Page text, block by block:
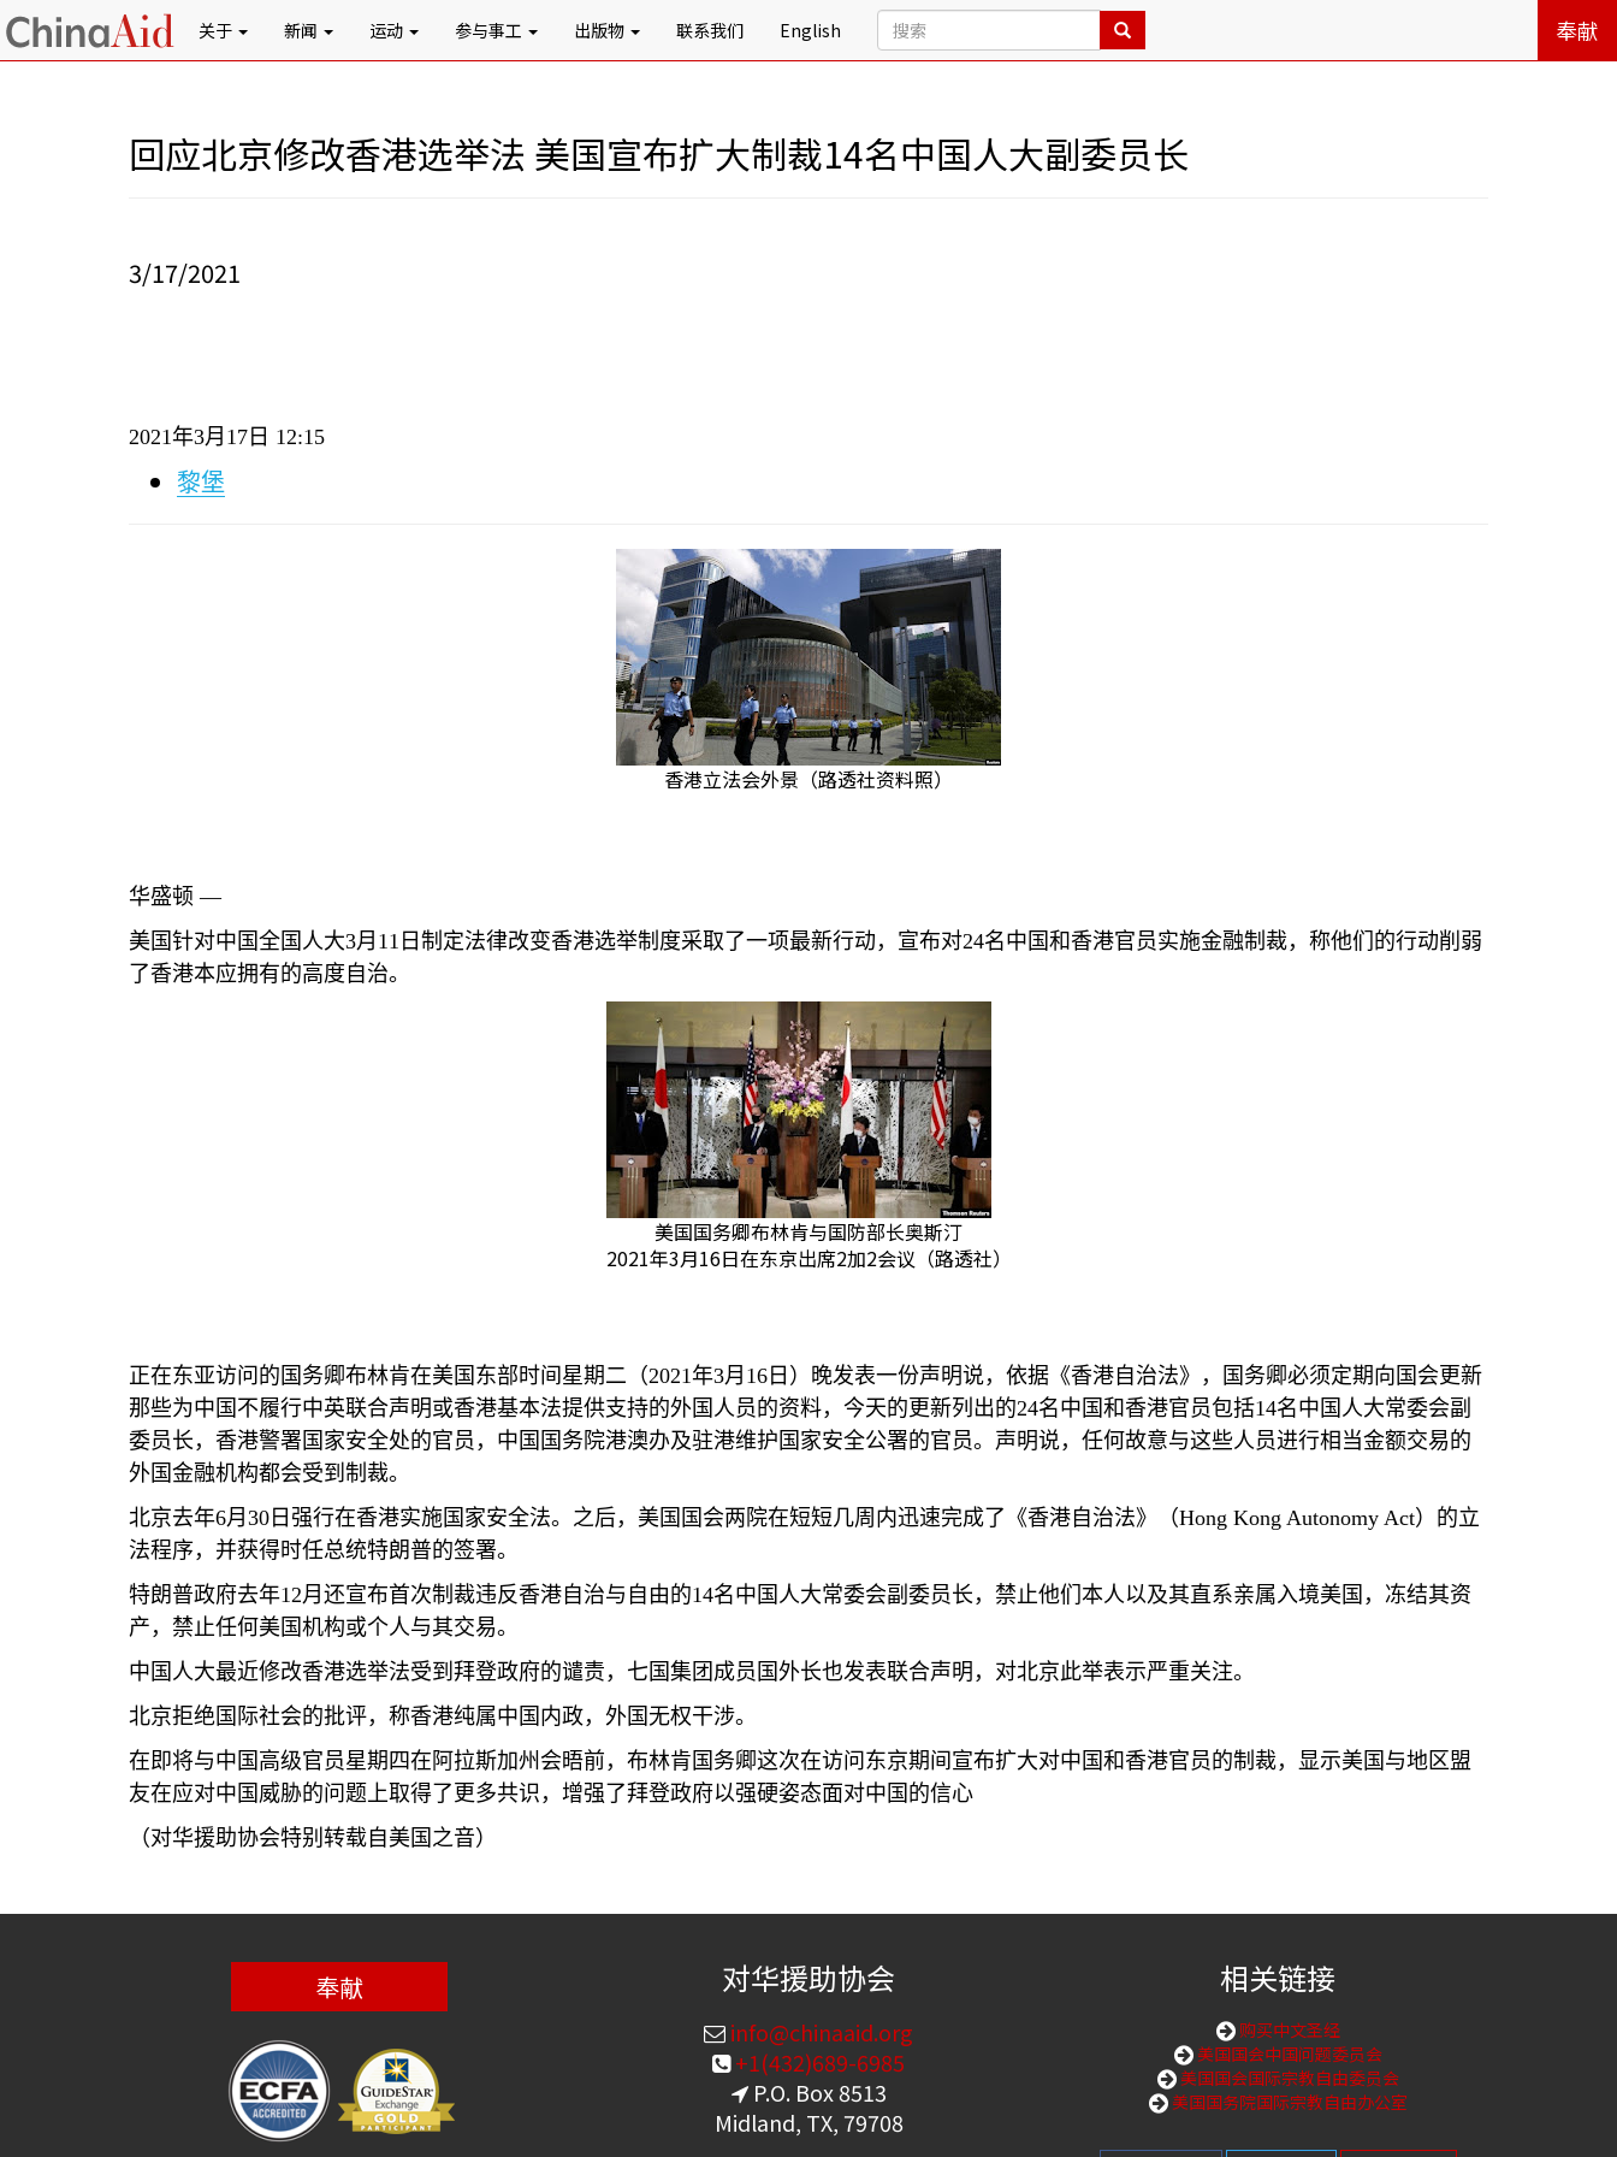
关于 新闻 运动 参与事工 出版物 联系我们 English 奉献
回应北京修改香港选举法 美国宣布扩大制裁14名中国人大副委员长
3/17/2021
2021年3月 17 日 12:15
黎堡
香港立法会外景（路透社资料照）
华盛顿 —
美国针对中国全国人大3月 11 日制定法律改变香港选举制度采取了一项最新行动，宣布对24名中国和香港官员实施金融制裁，称他们的行动削弱
了香港本应拥有的高度自治。
美国国务卿布林肯与国防部长奥斯汀
2021年3月16日在东京出席2加2会议（路透社）
正在东亚访问的国务卿布林肯在美国东部时间星期二（2021年3月 16 日）晚发表一份声明说，依据《香港自治法》，国务卿必须定期向国会更新
那些为中国不履行中英联合声明或香港基本法提供支持的外国人员的资料，今天的更新列出的24名中国和香港官员包括14名中国人大常委会副
委员长，香港警署国家安全处的官员，中国国务院港澳办及驻港维护国家安全公署的官员。声明说，任何故意与这些人员进行相当金额交易的
外国金融机构都会受到制裁。
北京去年6月 30 日强行在香港实施国家安全法。之后，美国国会两院在短短几周内迅速完成了《香港自治法》（Hong Kong Autonomy Act）的立
法程序，并获得时任总统特朗普的签署。
特朗普政府去年12月还宣布首次制裁违反香港自治与自由的14名中国人大常委会副委员长，禁止他们本人以及其直系亲属入境美国，冻结其资
产，禁止任何美国机构或个人与其交易。
中国人大最近修改香港选举法受到拜登政府的谴责，七国集团成员国外长也发表联合声明，对北京此举表示严重关注。
北京拒绝国际社会的批评，称香港纯属中国内政，外国无权干涉。
在即将与中国高级官员星期四在阿拉斯加州会晤前，布林肯国务卿这次在访问东京期间宣布扩大对中国和香港官员的制裁，显示美国与地区盟
友在应对中国威胁的问题上取得了更多共识，增强了拜登政府以强硬姿态面对中国的信心
（对华援助协会特别转载自美国之音）
奉献 对华援助协会
info@chinaaid.org
+1(432)689-6985
P.O. Box 8513
Midland, TX, 79708
相关链接
购买中文圣经
美国国会中国问题委员会
美国国会国际宗教自由委员会
美国国务院国际宗教自由办公室